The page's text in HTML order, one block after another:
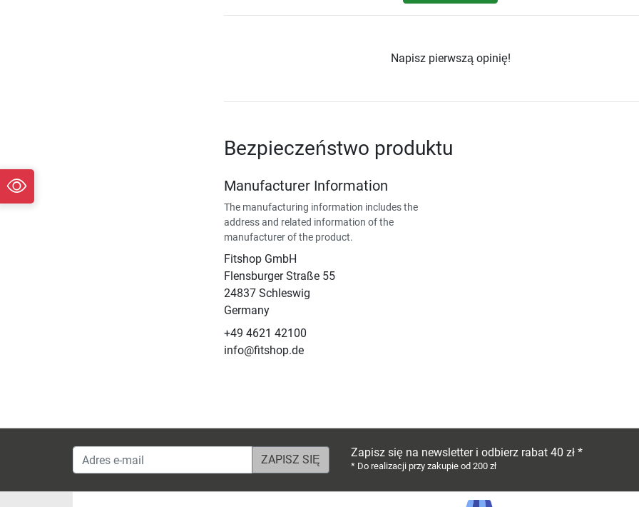
Napisz pierwszą opinię!
Bezpieczeństwo produktu
Manufacturer Information
The manufacturing information includes the
address and related information of the
manufacturer of the product.
Fitshop GmbH
Flensburger Straße 55
24837 Schleswig
Germany
+49 4621 42100
info@fitshop.de
Adres e-mail Zapisz się na newsletter i odbierz rabat 40 zł *
* Do realizacji przy zakupie od 200 zł